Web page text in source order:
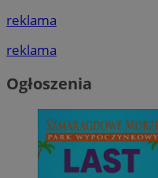
reklama
reklama
Ogłoszenia